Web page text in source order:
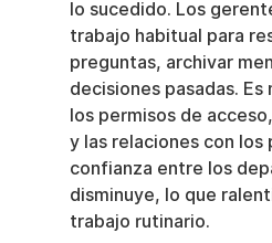
lo sucedido. Los
trabajo habitual para
preguntas, archivar
decisiones pasadas.
los permisos de
y las relaciones con los
confianza entre los
disminuye, lo que
trabajo rutinario.